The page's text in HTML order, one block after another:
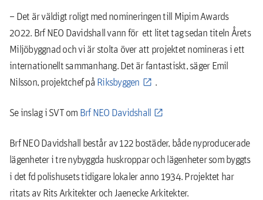
– Det är väldigt roligt med nomineringen till Mipim Awards
2022. Brf NEO Davidshall vann för ett litet tag sedan titeln Årets
Miljöbyggnad och vi är stolta över att projektet nomineras i ett
internationellt sammanhang. Det är fantastiskt, säger Emil
Nilsson, projektchef på Riksbyggen .
Se inslag i SVT om Brf NEO Davidshall
Brf NEO Davidshall består av 122 bostäder, både nyproducerade
lägenheter i tre nybyggda huskroppar och lägenheter som byggts
i det fd polishusets tidigare lokaler anno 1934. Projektet har
ritats av Rits Arkitekter och Jaenecke Arkitekter.